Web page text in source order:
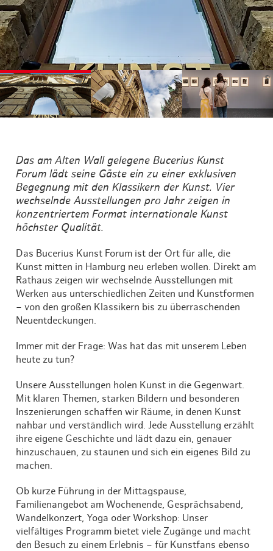
© © ©
Das am Alten Wall gelegene Bucerius Kunst
Forum lädt seine Gäste ein zu einer exklusiven
Begegnung mit den Klassikern der Kunst. Vier
wechselnde Ausstellungen pro Jahr zeigen in
konzentriertem Format internationale Kunst
höchster Qualität.
Das Bucerius Kunst Forum ist der Ort für alle, die
Kunst mitten in Hamburg neu erleben wollen. Direkt am
Rathaus zeigen wir wechselnde Ausstellungen mit
Werken aus unterschiedlichen Zeiten und Kunstformen
– von den großen Klassikern bis zu überraschenden
Neuentdeckungen.
Immer mit der Frage: Was hat das mit unserem Leben
heute zu tun?
Unsere Ausstellungen holen Kunst in die Gegenwart.
Mit klaren Themen, starken Bildern und besonderen
Inszenierungen schaffen wir Räume, in denen Kunst
nahbar und verständlich wird. Jede Ausstellung erzählt
ihre eigene Geschichte und lädt dazu ein, genauer
hinzuschauen, zu staunen und sich ein eigenes Bild zu
machen.
Ob kurze Führung in der Mittagspause,
Familienangebot am Wochenende, Gesprächsabend,
Wandelkonzert, Yoga oder Workshop: Unser
vielfältiges Programm bietet viele Zugänge und macht
den Besuch zu einem Erlebnis – für Kunstfans ebenso